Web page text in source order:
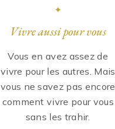
✦
Vivre aussi pour vous
Vous en avez assez de
vivre pour les autres. Mais
vous ne savez pas encore
comment vivre pour vous
sans les trahir.